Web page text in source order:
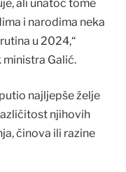
ali unatoč tome
i narodima neka
u 2024,“
Galić.
najljepše želje
njihovih
činova ili razine